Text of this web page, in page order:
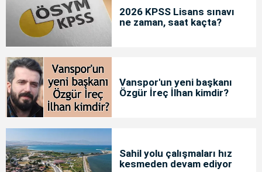
2026 KPSS Lisans sınavı
ne zaman, saat kaçta?
Vanspor'un yeni başkanı
Özgür İreç İlhan kimdir?
Sahil yolu çalışmaları hız
kesmeden devam ediyor